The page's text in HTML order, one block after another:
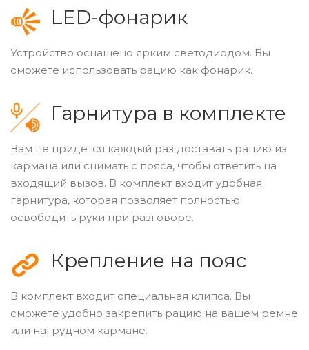
LED-фонарик
Устройство оснащено ярким светодиодом. Вы
сможете использовать рацию как фонарик.
Гарнитура в комплекте
Вам не придётся каждый раз доставать рацию из
кармана или снимать с пояса, чтобы ответить на
входящий вызов. В комплект входит удобная
гарнитура, которая позволяет полностью
освободить руки при разговоре.
Крепление на пояс
В комплект входит специальная клипса. Вы
сможете удобно закрепить рацию на вашем ремне
или нагрудном кармане.